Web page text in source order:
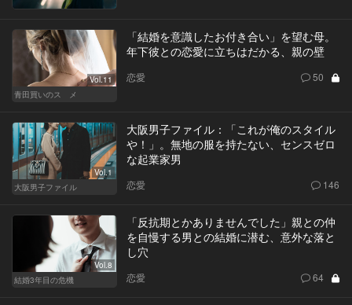
Vol.11
青田買いのスゝメ
「結婚を意識したお付き合い」を望む母。
年下彼との恋愛に立ちはだかる、親の壁
恋愛 50
Vol.1
大阪男子ファイル
大阪男子ファイル：「これが俺のスタイル
や！」。無地の服を持たない、センスゼロ
な起業家男
恋愛 146
Vol.8
結婚3年目の危機
「反抗期とかありませんでした」親との仲
を自慢する男との結婚に潜む、意外な落と
し穴
恋愛 64